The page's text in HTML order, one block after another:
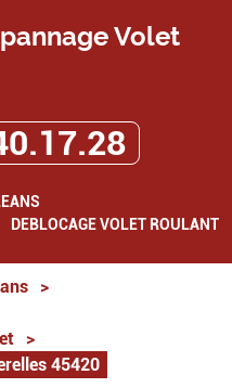
Volet
DEBLOCAGE VOLET ROULANT
>
>
45420